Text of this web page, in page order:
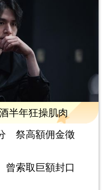
半年狂操肌肉
祭高額佣金徵
索取巨額封口